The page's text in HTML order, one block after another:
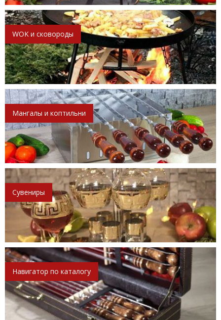
WOK и сковороды
Мангалы и коптильни
Сувениры
Навигатор по каталогу